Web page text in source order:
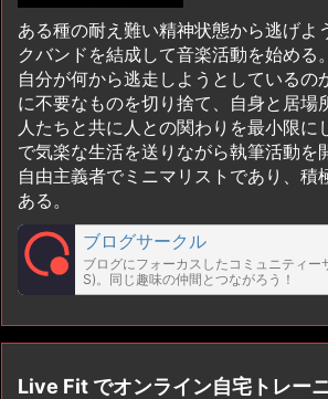
ある種の耐え難い精神状態から逃げよ
クバンドを結成して音楽活動を始める。
自分が何から逃走しようとしているの
に不要なものを切り捨て、自身と居場
人たちと共に人との関わりを最小限に
で気楽な生活を送りながら執筆活動を
自由主義者でミニマリストであり、積
ある。
ブログサークル
ブログにフォーカスしたコミュニティー
S)。同じ趣味の仲間とつながろう！
Live Fit でオンライン自宅トレー